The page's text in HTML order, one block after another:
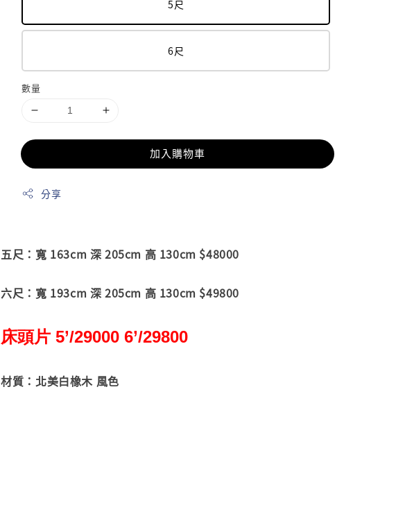
5尺
6尺
數量
加入購物車
分享
五尺：寬 163cm 深 205cm 高 130cm $48000
六尺：寬 193cm 深 205cm 高 130cm $49800
床頭片 5’/29000 6’/29800
材質：北美白橡木 風色